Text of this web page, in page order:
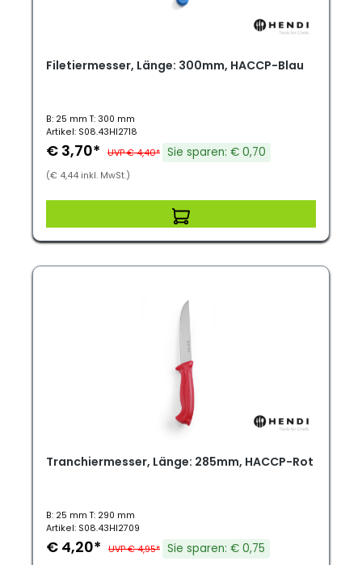
Filetiermesser, Länge: 300mm, HACCP-Blau
B: 25 mm T: 300 mm
Artikel: S08.43HI2718
€ 3,70* UVP € 4,40* Sie sparen: € 0,70
(€ 4,44 inkl. MwSt.)
Tranchiermesser, Länge: 285mm, HACCP-Rot
B: 25 mm T: 290 mm
Artikel: S08.43HI2709
€ 4,20* UVP € 4,95* Sie sparen: € 0,75